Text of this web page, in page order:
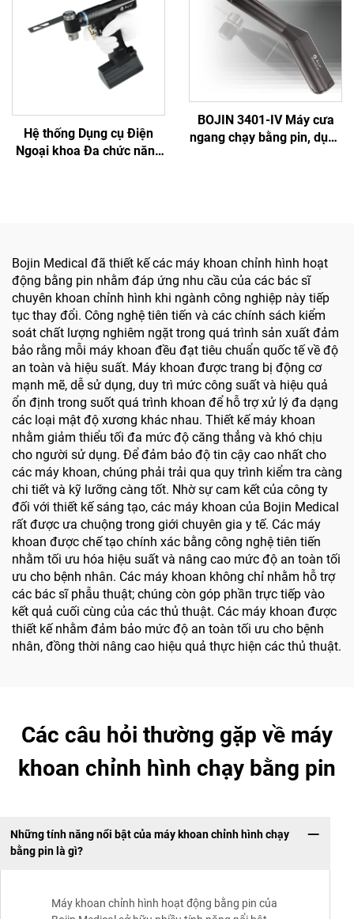
Hệ thống Dụng cụ Điện
Ngoại khoa Đa chức năng
BOJIN 3401-IV Máy cưa
ngang chạy bằng pin, dụng
Bojin Medical đã thiết kế các máy khoan chỉnh hình hoạt
động bằng pin nhằm đáp ứng nhu cầu của các bác sĩ
chuyên khoan chỉnh hình khi ngành công nghiệp này tiếp
tục thay đổi. Công nghệ tiên tiến và các chính sách kiểm
soát chất lượng nghiêm ngặt trong quá trình sản xuất đảm
bảo rằng mỗi máy khoan đều đạt tiêu chuẩn quốc tế về độ
an toàn và hiệu suất. Máy khoan được trang bị động cơ
mạnh mẽ, dễ sử dụng, duy trì mức công suất và hiệu quả
ổn định trong suốt quá trình khoan để hỗ trợ xử lý đa dạng
các loại mật độ xương khác nhau. Thiết kế máy khoan
nhằm giảm thiểu tối đa mức độ căng thẳng và khó chịu
cho người sử dụng. Để đảm bảo độ tin cậy cao nhất cho
các máy khoan, chúng phải trải qua quy trình kiểm tra càng
chi tiết và kỹ lưỡng càng tốt. Nhờ sự cam kết của công ty
đối với thiết kế sáng tạo, các máy khoan của Bojin Medical
rất được ưa chuộng trong giới chuyên gia y tế. Các máy
khoan được chế tạo chính xác bằng công nghệ tiên tiến
nhằm tối ưu hóa hiệu suất và nâng cao mức độ an toàn tối
ưu cho bệnh nhân. Các máy khoan không chỉ nhằm hỗ trợ
các bác sĩ phẫu thuật; chúng còn góp phần trực tiếp vào
kết quả cuối cùng của các thủ thuật. Các máy khoan được
thiết kế nhằm đảm bảo mức độ an toàn tối ưu cho bệnh
nhân, đồng thời nâng cao hiệu quả thực hiện các thủ thuật.
Các câu hỏi thường gặp về máy
khoan chỉnh hình chạy bằng pin
Những tính năng nổi bật của máy khoan chỉnh hình chạy
bằng pin là gì?
Máy khoan chỉnh hình hoạt động bằng pin của